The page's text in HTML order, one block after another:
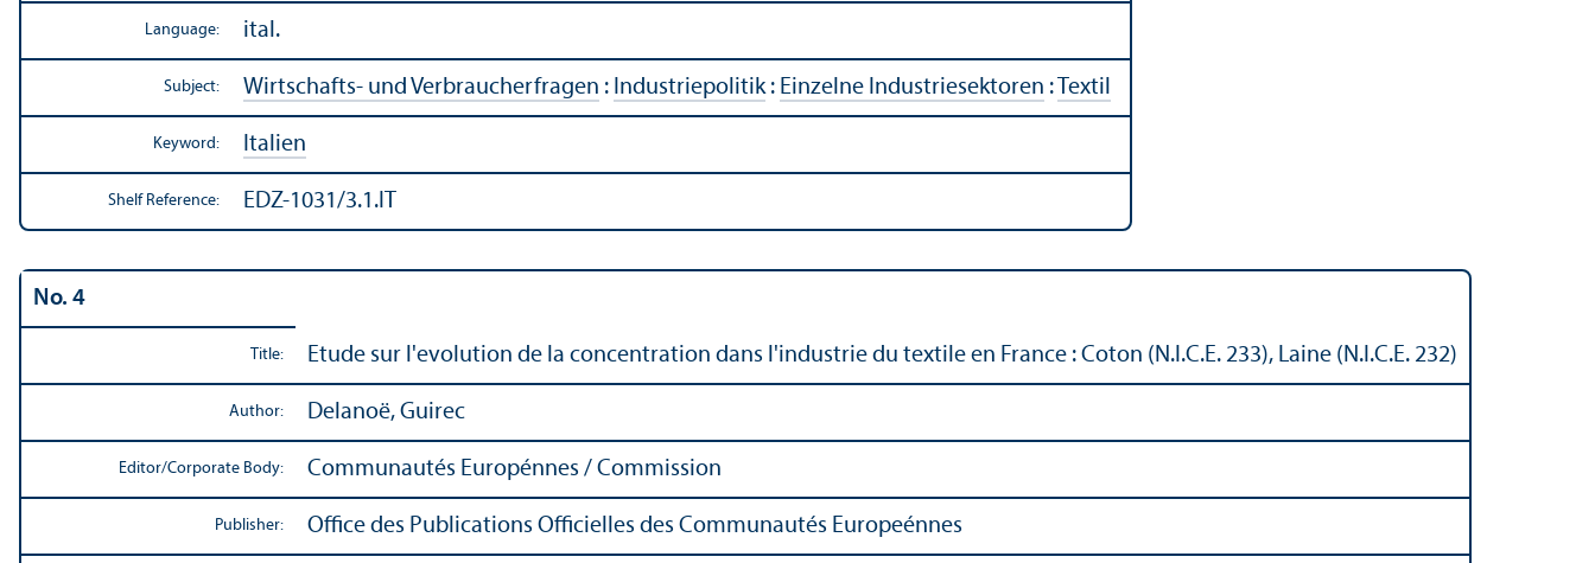
Language: ital.
Subject: Wirtschafts- und Verbraucherfragen : Industriepolitik: Einzelne Industriesektoren : Textil
Keyword: Italien
Shelf Reference: EDZ-1031/3.1.IT
No. 4
Title: Etude sur l'evolution de la concentration dans l'industrie du textile en France : Coton (N.I.C.E. 233), Laine (N.I.C.E. 232)
Author: Delanoë, Guirec
Editor/Corporate Body: Communautés Europénnes / Commission
Publisher: Office des Publications Officielles des Communautés Europeénnes